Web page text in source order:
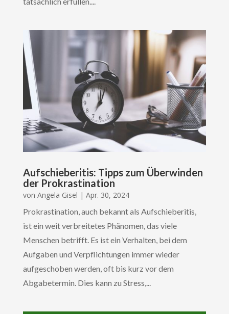
Aufschieberitis: Tipps zum Überwinden
der Prokrastination
von Angela Gisel | Apr. 30, 2024
Prokrastination, auch bekannt als Aufschieberitis,
ist ein weit verbreitetes Phänomen, das viele
Menschen betrifft. Es ist ein Verhalten, bei dem
Aufgaben und Verpflichtungen immer wieder
aufgeschoben werden, oft bis kurz vor dem
Abgabetermin. Dies kann zu Stress,...